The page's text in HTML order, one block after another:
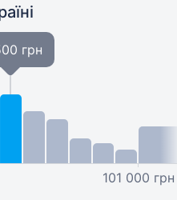
грн
101 000 грн